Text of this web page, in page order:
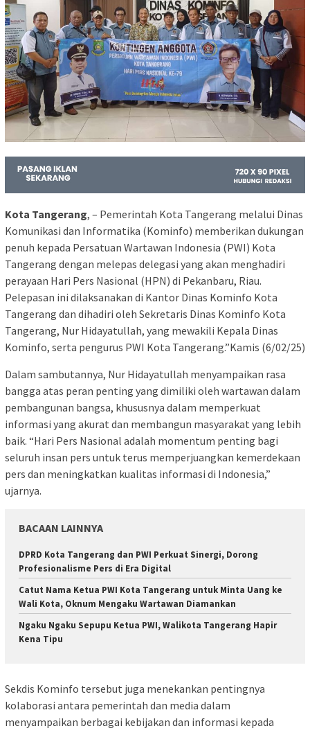
Kota Tangerang, – Pemerintah Kota Tangerang melalui Dinas
Komunikasi dan Informatika (Kominfo) memberikan dukungan
penuh kepada Persatuan Wartawan Indonesia (PWI) Kota
Tangerang dengan melepas delegasi yang akan menghadiri
perayaan Hari Pers Nasional (HPN) di Pekanbaru, Riau.
Pelepasan ini dilaksanakan di Kantor Dinas Kominfo Kota
Tangerang dan dihadiri oleh Sekretaris Dinas Kominfo Kota
Tangerang, Nur Hidayatullah, yang mewakili Kepala Dinas
Kominfo, serta pengurus PWI Kota Tangerang.”Kamis (6/02/25)
Dalam sambutannya, Nur Hidayatullah menyampaikan rasa
bangga atas peran penting yang dimiliki oleh wartawan dalam
pembangunan bangsa, khususnya dalam memperkuat
informasi yang akurat dan membangun masyarakat yang lebih
baik. “Hari Pers Nasional adalah momentum penting bagi
seluruh insan pers untuk terus memperjuangkan kemerdekaan
pers dan meningkatkan kualitas informasi di Indonesia,”
ujarnya.
BACAAN LAINNYA
DPRD Kota Tangerang dan PWI Perkuat Sinergi, Dorong
Profesionalisme Pers di Era Digital
Catut Nama Ketua PWI Kota Tangerang untuk Minta Uang ke
Wali Kota, Oknum Mengaku Wartawan Diamankan
Ngaku Ngaku Sepupu Ketua PWI, Walikota Tangerang Hapir
Kena Tipu
Sekdis Kominfo tersebut juga menekankan pentingnya
kolaborasi antara pemerintah dan media dalam
menyampaikan berbagai kebijakan dan informasi kepada